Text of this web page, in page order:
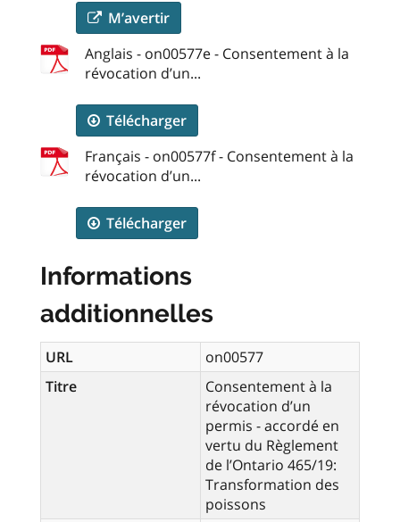
M’avertir
Anglais - on00577e - Consentement à la
révocation d’un...
Télécharger
Français - on00577f - Consentement à la
révocation d’un...
Télécharger
Informations
additionnelles
URL
on00577
Titre
Consentement à la
révocation d’un
permis - accordé en
vertu du Règlement
de l’Ontario 465/19:
Transformation des
poissons